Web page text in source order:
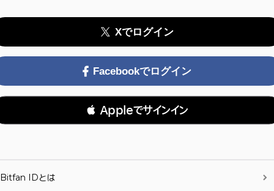
Xでログイン
Facebookでログイン
 Appleでサインイン
Bitfan IDとは